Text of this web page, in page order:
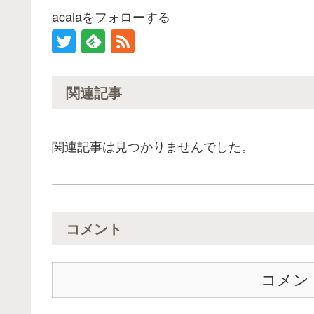
acalaをフォローする
関連記事
関連記事は見つかりませんでした。
コメント
コメン